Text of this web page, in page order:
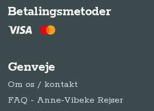
Betalingsmetoder
Genveje
Om os / kontakt
FAQ - Anne-Vibeke Rejser